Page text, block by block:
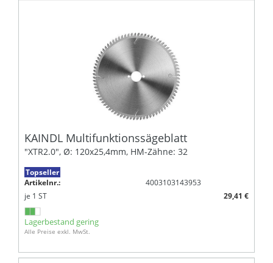
KAINDL Multifunktionssägeblatt
"XTR2.0", Ø: 120x25,4mm, HM-Zähne: 32
Topseller
Artikelnr.:
4003103143953
je 1 ST 29,41 €
Lagerbestand gering
Alle Preise exkl. MwSt.